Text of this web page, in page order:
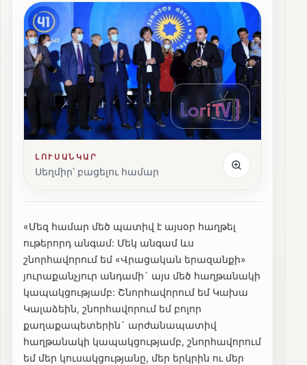
ԼՈՒՍԱՆԿԱՐ
Սեղմիր՝ բացելու համար
«Մեզ համար մեծ պատիվ է այսօր հաղթել
ութերորդ անգամ: Մեկ անգամ ևս
շնորհավորում եմ «Վրացական երազանքի»
յուրաքանչյուր անդամի` այս մեծ հաղթանակի
կապակցությամբ: Շնորհավորում եմ Կախա
Կալաձեին, շնորհավորում եմ բոլոր
քաղաքապետերին` արժանապատիվ
հաղթանակի կապակցությամբ, շնորհավորում
եմ մեր կուսակցությանը, մեր երկրին ու մեր